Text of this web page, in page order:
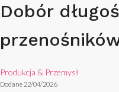
Dobór
Produkcja & Przemysł
Dodane 22/04/2026